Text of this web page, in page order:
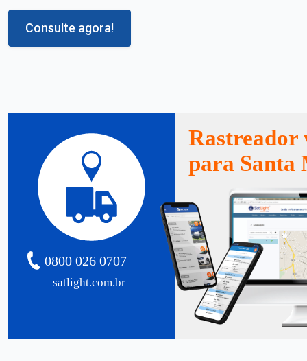
Consulte agora!
satlight.com.br
0800 026 0707
Rastreador
para Santa